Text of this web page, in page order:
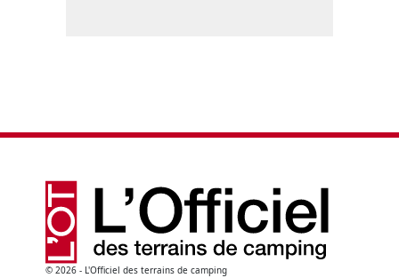
© 2026 - L'Officiel des terrains de camping